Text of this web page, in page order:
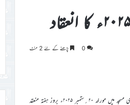
0 پڑھنے کے لئے 2 منٹ
اللہ تعالیٰ کے فضل و کرم سے مجلس خدام الاحمدیہ گیمبیا کو اپنی نیشنل مجلس شوریٰ جماعتی ہیڈکوارٹر بانجل کومبو کی مرکزی مسجد میں مورخہ ۲۰؍ستمبر ۲۰۲۵ء بروز ہفتہ منعقد